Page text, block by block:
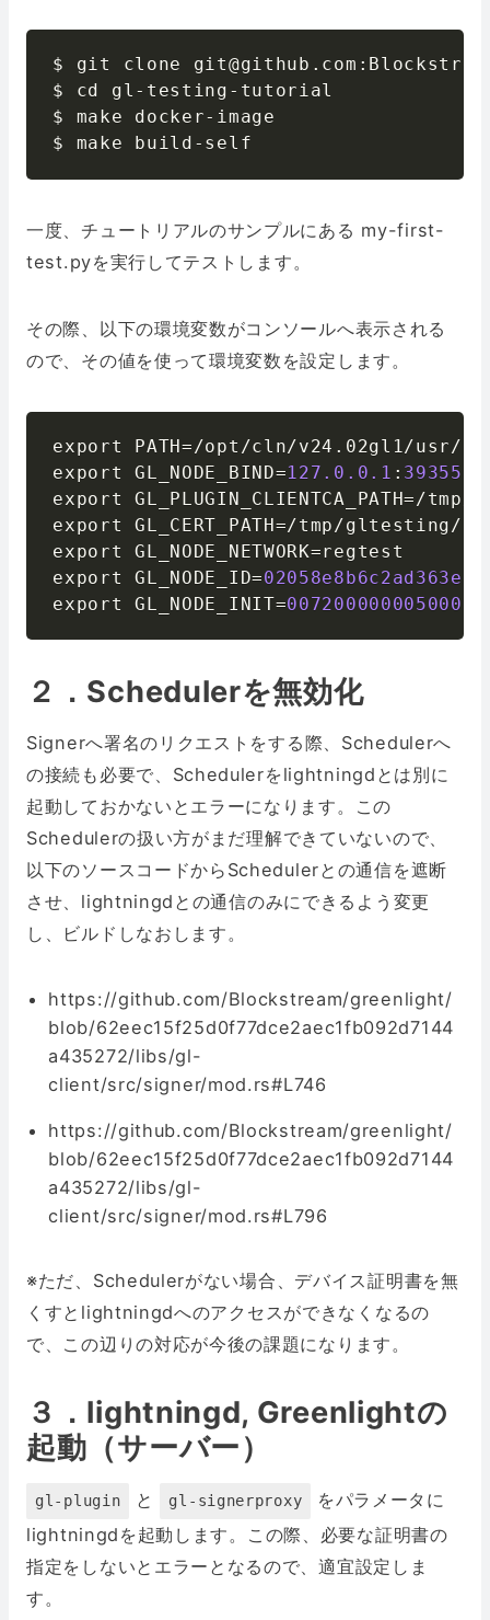
$ git clone git@github . com :
$ cd gl - testing - tutorial
$ make docker- image
$ make build - self
一度、チュートリアルのサンプルにある my-first-
test.pyを実行してテストします。
その際、以下の環境変数がコンソールへ表示される
ので、その値を使って環境変数を設定します。
export PATH=/opt /cln/v24 . 02gl1/usr/
export GL_NODE_BIND=127.0 .0 .1 : 39355
export GL_PLUGIN_CLIENTCA_PATH=/tmp
export GL_CERT_PATH=/tmp/gltesting/
export GL_NODE_NETWORK=regtest
export GL_NODE_ID=
export GL_NODE_INIT=
２．Schedulerを無効化
Signerへ署名のリクエストをする際、Schedulerへ
の接続も必要で、Schedulerをlightningdとは別に
起動しておかないとエラーになります。この
Schedulerの扱い方がまだ理解できていないので、
以下のソースコードからSchedulerとの通信を遮断
させ、lightningdとの通信のみにできるよう変更
し、ビルドしなおします。
https://github.com/Blockstream/greenlight/
blob/62eec15f25d0f77dce2aec1fb092d7144
a435272/libs/gl-
client/src/signer/mod.rs#L746
https://github.com/Blockstream/greenlight/
blob/62eec15f25d0f77dce2aec1fb092d7144
a435272/libs/gl-
client/src/signer/mod.rs#L796
※ただ、Schedulerがない場合、デバイス証明書を無
くすとlightningdへのアクセスができなくなるの
で、この辺りの対応が今後の課題になります。
３．lightningd, Greenlightの
起動（サーバー）
gl-plugin と gl-signerproxy
をパラメータに
lightningdを起動します。この際、必要な証明書の
指定をしないとエラーとなるので、適宜設定しま
す。